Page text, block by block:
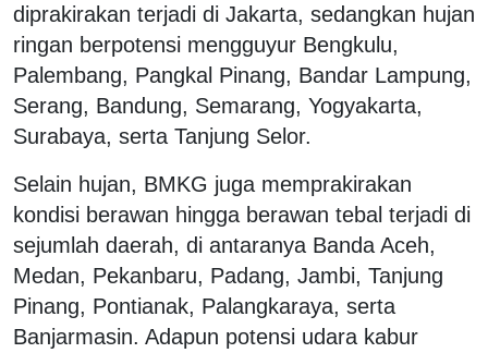
diprakirakan terjadi di Jakarta, sedangkan hujan
ringan berpotensi mengguyur Bengkulu,
Palembang, Pangkal Pinang, Bandar Lampung,
Serang, Bandung, Semarang, Yogyakarta,
Surabaya, serta Tanjung Selor.
Selain hujan, BMKG juga memprakirakan
kondisi berawan hingga berawan tebal terjadi di
sejumlah daerah, di antaranya Banda Aceh,
Medan, Pekanbaru, Padang, Jambi, Tanjung
Pinang, Pontianak, Palangkaraya, serta
Banjarmasin. Adapun potensi udara kabur